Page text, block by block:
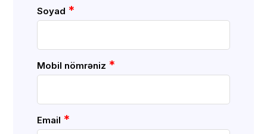
Soyad *
Mobil nömrəniz *
Email *